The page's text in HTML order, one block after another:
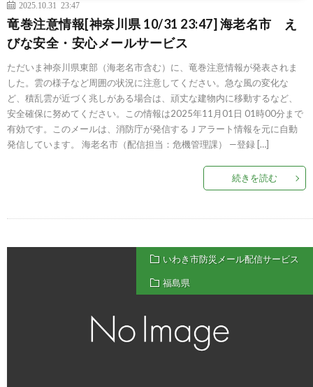
2025.10.31 23:47
竜巻注意情報[神奈川県 10/31 23:47] 海老名市 え
びな安全・安心メールサービス
ただいま神奈川県東部（海老名市含む）に、竜巻注意情報が発表されま
した。雲の様子など周囲の状況に注意してください。急な風の変化な
ど、積乱雲が近づく兆しがある場合は、頑丈な建物内に移動するなど、
安全確保に努めてください。この情報は2025年11月01日 01時00分まで
有効です。このメールは、消防庁が発信するＪアラート情報を元に自動
発信しています。 海老名市（配信担当：危機管理課） —登録 […]
続きを読む
いわき市防災メール配信サービス
福島県